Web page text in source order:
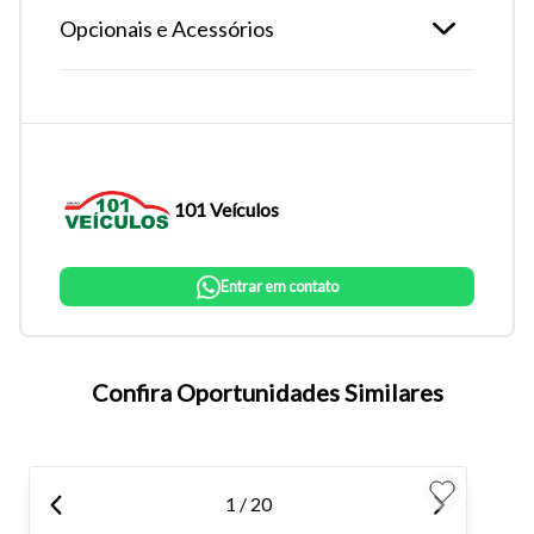
atalhos Ctrl+ (para aumentar) e Ctrl- (para diminuir) no seu
teclado.
Opcionais e Acessórios
101 Veículos
Entrar em contato
Confira Oportunidades Similares
1 / 20